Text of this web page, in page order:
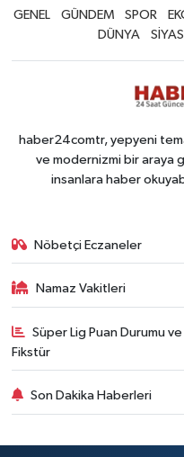
GENEL GÜNDEM SPOR
DÜNYA
haber24comtr, yepyeni
ve modernizmi bir araya
insanlara haber
Nöbetçi Eczaneler
Namaz Vakitleri
Süper Lig Puan Durumu ve
Fikstür
Son Dakika Haberleri